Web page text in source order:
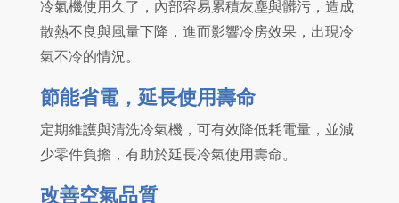
冷氣機使用久了，內部容易累積灰塵與髒污，造成
散熱不良與風量下降，進而影響冷房效果，出現冷
氣不冷的情況。
節能省電，延長使用壽命
定期維護與清洗冷氣機，可有效降低耗電量，並減
少零件負擔，有助於延長冷氣使用壽命。
改善空氣品質